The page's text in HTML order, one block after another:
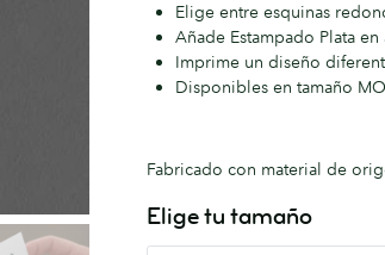
Elige entre esquinas
Añade Estampado Plata
Imprime un diseño
Disponibles en tamaño
Fabricado con material de
Elige tu tamaño